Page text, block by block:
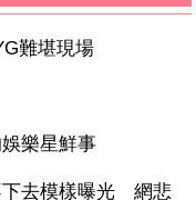
難堪現場
樂星鮮事
下去模樣曝光 網悲